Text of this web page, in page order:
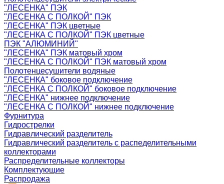
"ЛЕСЕНКА" ПЭК
"ЛЕСЕНКА С ПОЛКОЙ" ПЭК
"ЛЕСЕНКА" ПЭК цветные
"ЛЕСЕНКА С ПОЛКОЙ" ПЭК цветные
ПЭК "АЛЮМИНИЙ"
"ЛЕСЕНКА" ПЭК матовый хром
"ЛЕСЕНКА С ПОЛКОЙ" ПЭК матовый хром
Полотенцесушители водяные
"ЛЕСЕНКА" боковое подключение
"ЛЕСЕНКА С ПОЛКОЙ" боковое подключение
"ЛЕСЕНКА" нижнее подключение
"ЛЕСЕНКА С ПОЛКОЙ" нижнее подключение
Фурнитура
Гидрострелки
Гидравлический разделитель
Гидравлический разделитель с распеделительными
коллекторами
Распределительные коллекторы
Комплектующие
Распродажа